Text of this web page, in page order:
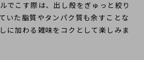
でこす際は、出し殻をぎゅっと絞り
いた脂質やタンパク質も余すことな
に加わる雑味をコクとして楽しみま